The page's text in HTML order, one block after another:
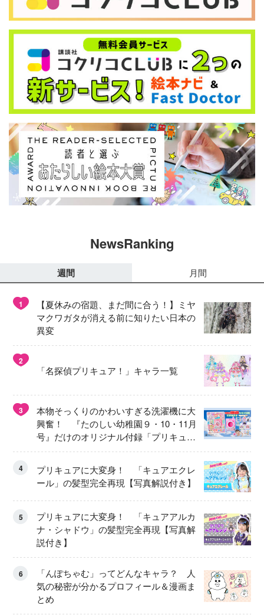
NewsRanking
週間 月間
1
【夏休みの宿題、まだ間に合う！】ミヤ
マクワガタが消える前に知りたい日本の
異変
2
「名探偵プリキュア！」キャラ一覧
3
本物そっくりのかわいすぎる洗濯機に大
興奮！ 『たのしい幼稚園９・10・11月
号』だけのオリジナル付録「プリキュ
ア くるくるせんたくき」
4
プリキュアに大変身！ 「キュアエクレ
ール」の髪型完全再現【写真解説付き】
5
プリキュアに大変身！ 「キュアアルカ
ナ・シャドウ」の髪型完全再現【写真解
説付き】
6
「んぽちゃむ」ってどんなキャラ？ 人
気の秘密が分かるプロフィール＆漫画ま
とめ